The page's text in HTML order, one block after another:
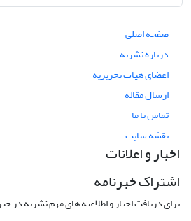
صفحه اصلی
درباره نشریه
اعضای هیات تحریریه
ارسال مقاله
تماس با ما
نقشه سایت
اخبار و اعلانات
اشتراک خبرنامه
برای دریافت اخبار و اطلاعیه های مهم نشریه